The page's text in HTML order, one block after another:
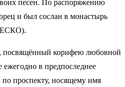
песен. По распоряжению
и был сослан в монастырь
посвящённый корифею любовной
в предпоследнее
по проспекту, носящему имя